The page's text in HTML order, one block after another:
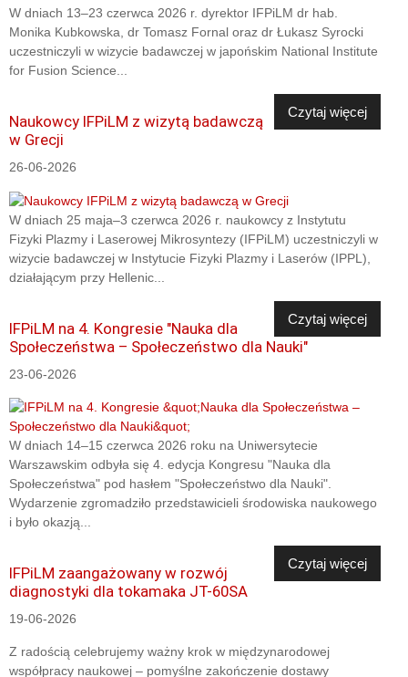
W dniach 13–23 czerwca 2026 r. dyrektor IFPiLM dr hab.
Monika Kubkowska, dr Tomasz Fornal oraz dr Łukasz Syrocki
uczestniczyli w wizycie badawczej w japońskim National Institute
for Fusion Science...
Czytaj więcej
Naukowcy IFPiLM z wizytą badawczą
w Grecji
26-06-2026
W dniach 25 maja–3 czerwca 2026 r. naukowcy z Instytutu
Fizyki Plazmy i Laserowej Mikrosyntezy (IFPiLM) uczestniczyli w
wizycie badawczej w Instytucie Fizyki Plazmy i Laserów (IPPL),
działającym przy Hellenic...
Czytaj więcej
IFPiLM na 4. Kongresie "Nauka dla
Społeczeństwa – Społeczeństwo dla Nauki"
23-06-2026
W dniach 14–15 czerwca 2026 roku na Uniwersytecie
Warszawskim odbyła się 4. edycja Kongresu "Nauka dla
Społeczeństwa" pod hasłem "Społeczeństwo dla Nauki".
Wydarzenie zgromadziło przedstawicieli środowiska naukowego
i było okazją...
Czytaj więcej
IFPiLM zaangażowany w rozwój
diagnostyki dla tokamaka JT-60SA
19-06-2026
Z radością celebrujemy ważny krok w międzynarodowej
współpracy naukowej – pomyślne zakończenie dostawy